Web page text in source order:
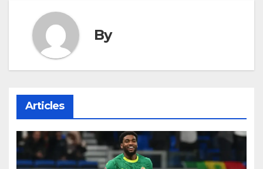
By
Articles